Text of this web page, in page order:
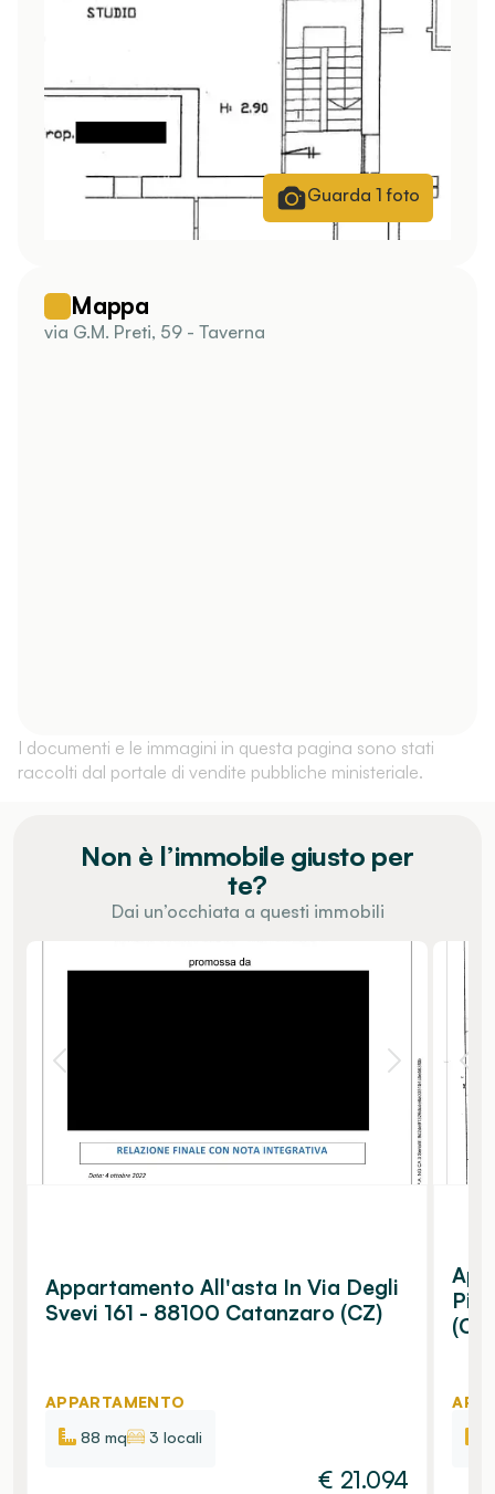
Guarda 1 foto
Mappa
via G.M. Preti, 59 - Taverna
I documenti e le immagini in questa pagina sono stati
raccolti dal portale di vendite pubbliche ministeriale.
Non è l’immobile giusto per
te?
Dai un’occhiata a questi immobili
Appartamento All'asta In Via Degli
Svevi 161 - 88100 Catanzaro (CZ)
APPARTAMENTO
88 mq
3 locali
€ 21.094
(CZ)